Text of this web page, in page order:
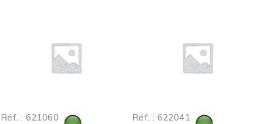
Réf. : 621060 Réf. : 622041